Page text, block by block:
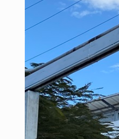
Se
Al
Ya